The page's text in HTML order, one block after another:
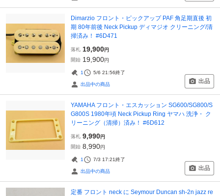
Dimarzio フロント・ピックアップ PAF 角足期直後 初
期 80年前後 Neck Pickup ディマジオ クリーニング/清
掃済み！ #6D471
落札 19,900円
開始 19,900円
1 5/6 21:56終了
出品中の商品 出品
YAMAHA フロント・エスカッション SG600/SG800/S
G800S 1980年頃 Neck Pickup Ring ヤマハ 洗浄・ ク
リーニング（清掃）済み！ #6D612
落札 9,990円
開始 8,990円
1 7/3 17:21終了
出品中の商品 出品
定番 フロント neck に Seymour Duncan sh-2n jazz re